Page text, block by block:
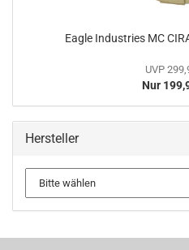
Eagle Industries MC
UVP
Nur
Hersteller